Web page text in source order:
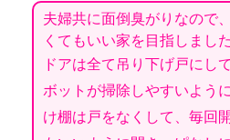
夫婦共に面倒臭がりなので
くてもいい家を目指しました
ドアは全て吊り下げ戸にし
ボットが掃除しやすいよう
け棚は戸をなくして、毎回